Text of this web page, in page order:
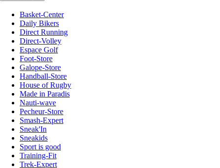
Basket-Center
Daily Bikers
Direct Running
Direct-Volley
Espace Golf
Foot-Store
Galope-Store
Handball-Store
House of Rugby
Made in Paradis
Nauti-wave
Pecheur-Store
Smash-Expert
Sneak'In
Sneakids
Sport is good
Training-Fit
Trek-Expert